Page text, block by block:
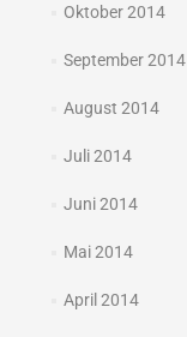
Oktober 2014
September 2014
August 2014
Juli 2014
Juni 2014
Mai 2014
April 2014